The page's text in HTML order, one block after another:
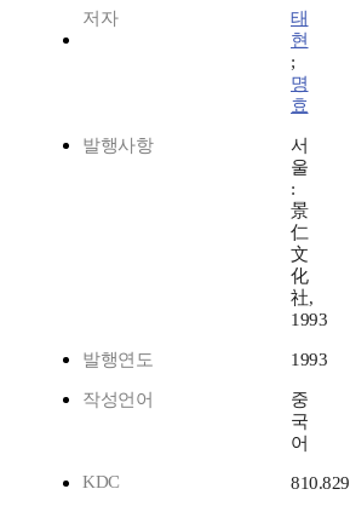
저자
태
현
;
명
효
발행사항
서
울
:
景
仁
文
化
社,
1993
발행연도 1993
작성언어
중
국
어
KDC
810.829